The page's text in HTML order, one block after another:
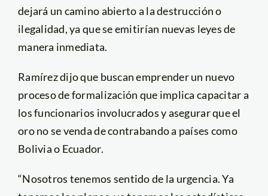
dejará un camino abierto a la destrucción o
ilegalidad, ya que se emitirían nuevas leyes de
manera inmediata.
Ramírez dijo que buscan emprender un nuevo
proceso de formalización que implica capacitar a
los funcionarios involucrados y asegurar que el
oro no se venda de contrabando a países como
Bolivia o Ecuador.
“Nosotros tenemos sentido de la urgencia. Ya